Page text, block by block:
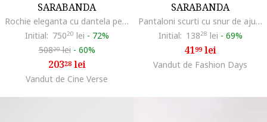
SARABANDA
Rochie eleganta cu dantela pentru fete, 0.6248, Alb
Initial: 75020 lei - 72%
50820lei - 60%
20328lei
Vandut de Cine Verse
SARABANDA
Pantaloni scurti cu snur de ajustare in talie, Galben
Initial: 13828 lei - 69%
4199lei
Vandut de Fashion Days